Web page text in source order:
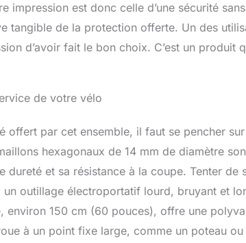
impression est donc celle d’une sécurité
tangible de la protection offerte. Un des
d’avoir fait le bon choix. C’est un produit
de votre vélo
offert par cet ensemble, il faut se pencher
hexagonaux de 14 mm de diamètre
dureté et sa résistance à la coupe. Tenter de
un outillage électroportatif lourd, bruyant et
environ 150 cm (60 pouces), offre une
à un point fixe large, comme un poteau